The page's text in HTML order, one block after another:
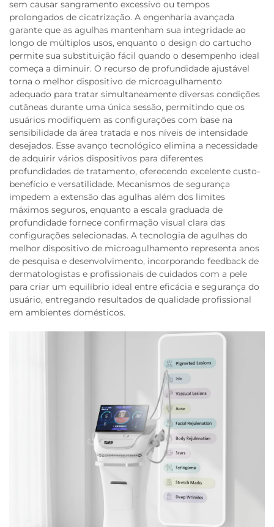
sem causar sangramento excessivo ou tempos
prolongados de cicatrização. A engenharia avançada
garante que as agulhas mantenham sua integridade ao
longo de múltiplos usos, enquanto o design do cartucho
permite sua substituição fácil quando o desempenho ideal
começa a diminuir. O recurso de profundidade ajustável
torna o melhor dispositivo de microagulhamento
adequado para tratar simultaneamente diversas condições
cutâneas durante uma única sessão, permitindo que os
usuários modifiquem as configurações com base na
sensibilidade da área tratada e nos níveis de intensidade
desejados. Esse avanço tecnológico elimina a necessidade
de adquirir vários dispositivos para diferentes
profundidades de tratamento, oferecendo excelente custo-
benefício e versatilidade. Mecanismos de segurança
impedem a extensão das agulhas além dos limites
máximos seguros, enquanto a escala graduada de
profundidade fornece confirmação visual clara das
configurações selecionadas. A tecnologia de agulhas do
melhor dispositivo de microagulhamento representa anos
de pesquisa e desenvolvimento, incorporando feedback de
dermatologistas e profissionais de cuidados com a pele
para criar um equilíbrio ideal entre eficácia e segurança do
usuário, entregando resultados de qualidade profissional
em ambientes domésticos.